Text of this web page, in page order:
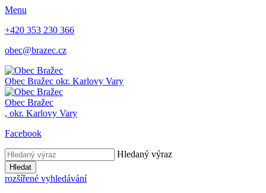
Menu
+420 353 230 366
obec@brazec.cz
Obec Bražec okr. Karlovy Vary
Obec Bražec
, okr. Karlovy Vary
Facebook
Hledaný výraz
Hledat
rozšířené vyhledávání